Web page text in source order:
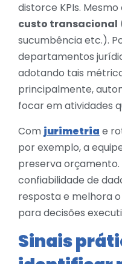
distorce KPIs.
custo transacional
sucumbência etc.).
departamentos
adotando tais
principalmente,
focar em atividades
Com jurimetria e
por exemplo, a
preserva
confiabilidade de
resposta e melhora o
para decisões
Sinais